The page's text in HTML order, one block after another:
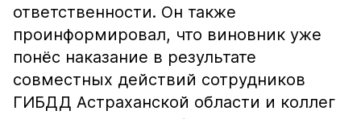
ответственности. Он также
проинформировал, что виновник уже
понёс наказание в результате
совместных действий сотрудников
ГИБДД Астраханской области и коллег